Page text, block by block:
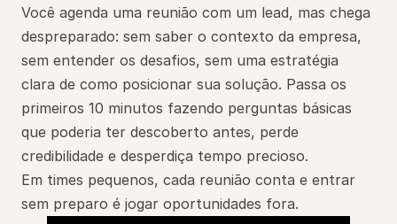
Você agenda uma reunião com um lead, mas chega
despreparado: sem saber o contexto da empresa,
sem entender os desafios, sem uma estratégia
clara de como posicionar sua solução. Passa os
primeiros 10 minutos fazendo perguntas básicas
que poderia ter descoberto antes, perde
credibilidade e desperdiça tempo precioso.
Em times pequenos, cada reunião conta e entrar
sem preparo é jogar oportunidades fora.